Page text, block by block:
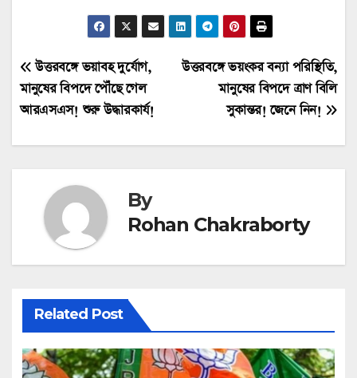
Post
navigation
উত্তরবঙ্গে ভয়ংকর বন্যা পরিস্থিতি,
মানুষের বিপদে ত্রাণ বিলি
সুকান্তর! জেনে নিন!
উত্তরবঙ্গে ভয়াবহ দুর্যোগ,
মানুষের বিপদে পৌঁছে গেল
আরএসএস! শুরু উদ্ধারকার্য!
By
Rohan Chakraborty
Related Post